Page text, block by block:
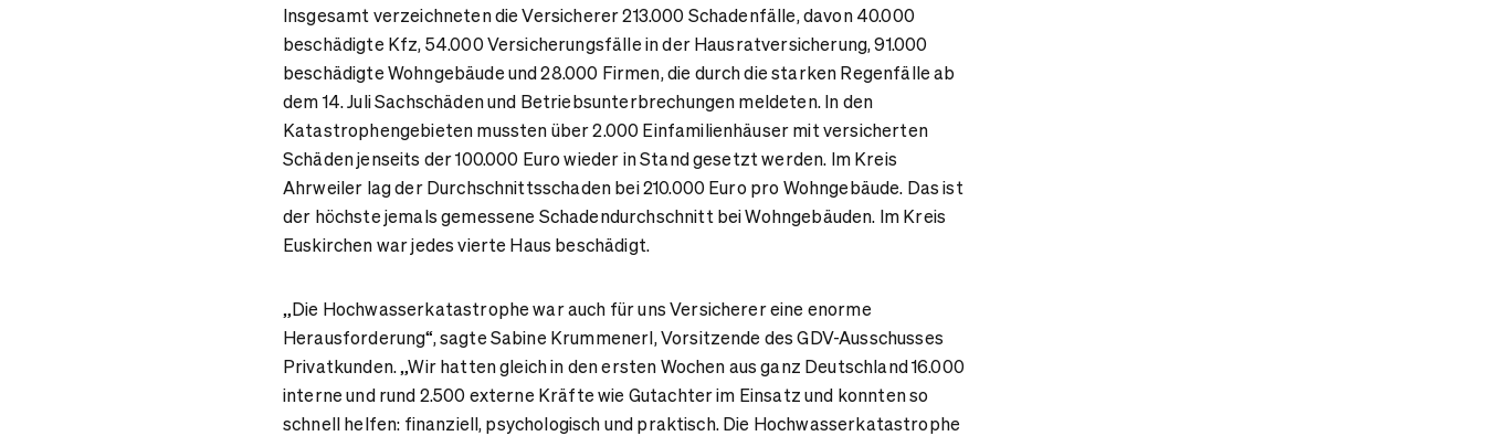
Insgesamt verzeichneten die Versicherer 213.000 Schadenfälle, davon 40.000
beschädigte Kfz, 54.000 Versicherungsfälle in der Hausratversicherung, 91.000
beschädigte Wohngebäude und 28.000 Firmen, die durch die starken Regenfälle ab
dem 14. Juli Sachschäden und Betriebsunterbrechungen meldeten. In den
Katastrophengebieten mussten über 2.000 Einfamilienhäuser mit versicherten
Schäden jenseits der 100.000 Euro wieder in Stand gesetzt werden. Im Kreis
Ahrweiler lag der Durchschnittsschaden bei 210.000 Euro pro Wohngebäude. Das ist
der höchste jemals gemessene Schadendurchschnitt bei Wohngebäuden. Im Kreis
Euskirchen war jedes vierte Haus beschädigt.
„Die Hochwasserkatastrophe war auch für uns Versicherer eine enorme
Herausforderung“, sagte Sabine Krummenerl, Vorsitzende des GDV-Ausschusses
Privatkunden. „Wir hatten gleich in den ersten Wochen aus ganz Deutschland 16.000
interne und rund 2.500 externe Kräfte wie Gutachter im Einsatz und konnten so
schnell helfen: finanziell, psychologisch und praktisch. Die Hochwasserkatastrophe